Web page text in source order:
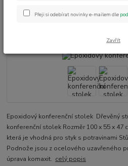
Epoxidový
Epoxidový konferenční stolek Dřevěný
konferenční stolek Rozměr 100 x 55 x 47
která je vhodná pro styk s potravinami
Podnože jsou z ocelového uzavřeného
úprava komaxit. celý popis
Přeji si odebírat novinky e-mailem dle
Zavřít